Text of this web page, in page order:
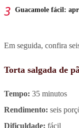
Guacamole fácil:
Em seguida, confira
Torta salgada de
Tempo: 35 minutos
Rendimento: seis
Dificuldade: fácil